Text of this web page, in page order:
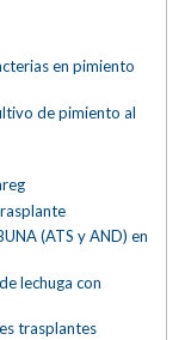
en pimiento
de pimiento al
(ATS y AND) en
lechuga con
trasplantes